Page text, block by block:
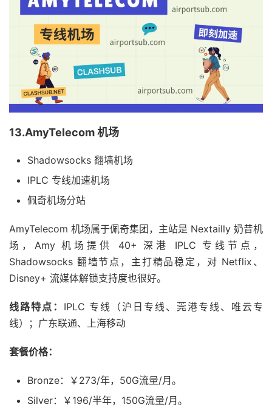
13.AmyTelecom 机场
Shadowsocks 翻墙机场
IPLC 专线加速机场
佩奇机场分站
AmyTelecom 机场属于佩奇集团，主站是 Nextailly 奶昔机
场，Amy 机场提供 40+ 深港 IPLC 专线节点，
Shadowsocks 翻墙节点，主打精品稳定，对 Netflix、
Disney+ 流媒体解锁支持度也很好。
线路特点： IPLC 专线（沪日专线、莞港专线、唯云专
线）；广东联通、上海移动
套餐价格：
Bronze：￥273/年，50G流量/月。
Silver：￥196/半年，150G流量/月。